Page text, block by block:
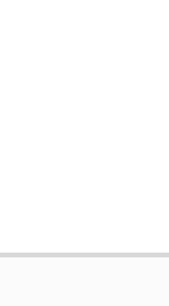
údajů